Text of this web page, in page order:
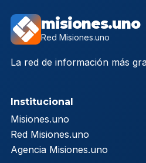
misiones.uno
Red Misiones.uno
La red de información más
Institucional
Misiones.uno
Red Misiones.uno
Agencia Misiones.uno